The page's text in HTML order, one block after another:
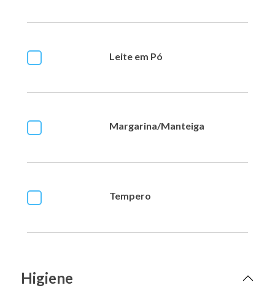
Leite em Pó
Margarina/Manteiga
Tempero
Higiene